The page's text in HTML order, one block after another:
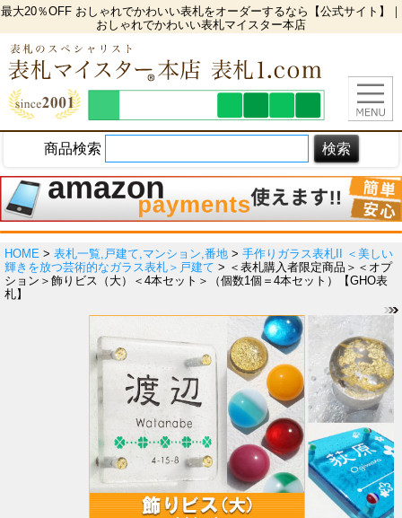
最大20％OFF おしゃれでかわいい表札をオーダーするなら【公式サイト】｜
おしゃれでかわいい表札マイスター本店
商品検索
HOME > 表札一覧,戸建て,マンション,番地 > 手作りガラス表札II ＜美しい
輝きを放つ芸術的なガラス表札＞戸建て > ＜表札購入者限定商品＞＜オプ
ション＞飾りビス（大）＜4本セット＞（個数1個＝4本セット）【GHO表
札】